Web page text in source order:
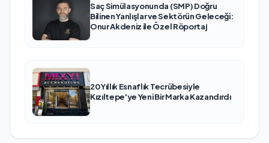
Saç Simülasyonunda (SMP) Doğru
Bilinen Yanlışlar ve Sektörün Geleceği:
Onur Akdeniz ile Özel Röportaj
20 Yıllık Esnaflık Tecrübesiyle
Kızıltepe'ye Yeni Bir Marka Kazandırdı